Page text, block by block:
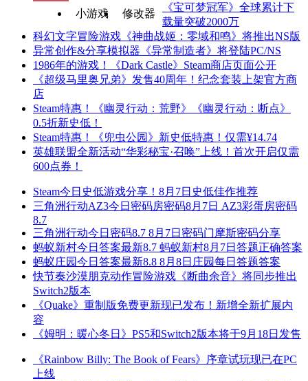
小游戏 修改器
《宝可梦冠军》全球累计下
载量突破2000万
科幻文字冒险游戏《神曲战姬：零域和鸣》将推出NS版
异常创作&分享模拟器《异常制造者》将登陆PC/NS
1986年的游戏！《Dark Castle》Steam商店页面公开
《超级马里奥兄弟》发售40周年！纪念套装上架官方商
店
Steam特惠！《幽灵行动：荒野》《幽灵行动：断点》
0.5折新史低！
Steam特惠！《兜虫公园》新史低特惠！仅需¥14.74
英雄联盟全新活动“华彩秘宝·召唤”上线！首次开启仅需
600点券！
Steam今日史低游戏分享！8月7日史低佳作推荐
三角洲行动AZ3今日密码房密码8月7日 AZ3彩蛋房密码
8.7
三角洲行动今日密码8.7 8月7日密码门摩斯密码分享
蚂蚁新村今日答案最新8.7 蚂蚁新村8月7日答题正确答案
蚂蚁庄园今日答案最新8.8 8月8日庄园每日答题答案
快节奏沙漠朋克动作冒险游戏《断曲余音》将同步推出
Switch2版本
《Quake》重制版免费更新现已发布！新增全新扩展内
容
《姆明：暖心冬日》PS5和Switch2版本将于9月18日发售
《Rainbow Billy: The Book of Fears》序章试玩现已在PC
上线